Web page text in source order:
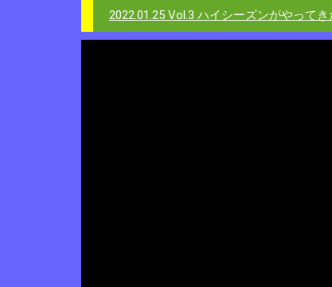
2022.01.25 Vol.3 ハイシーズンがやってき